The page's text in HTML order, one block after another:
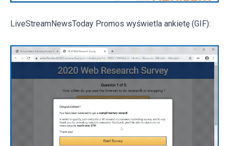
LiveStreamNewsToday Promos wyświetla ankietę (GIF):